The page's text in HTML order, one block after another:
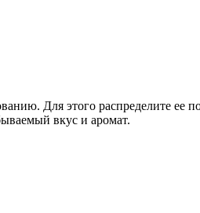
Для этого распределите ее
вкус и аромат.